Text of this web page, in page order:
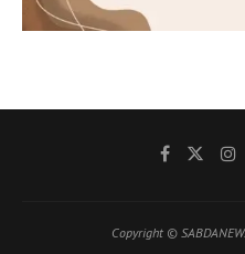
Copyright ©